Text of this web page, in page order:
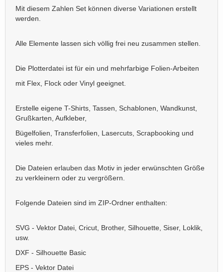
Mit diesem Zahlen Set können diverse Variationen erstellt
werden.
Alle Elemente lassen sich völlig frei neu zusammen stellen.
Die Plotterdatei ist für ein und mehrfarbige Folien-Arbeiten
mit Flex, Flock oder Vinyl geeignet.
Erstelle eigene T-Shirts, Tassen, Schablonen, Wandkunst,
Grußkarten, Aufkleber,
Bügelfolien, Transferfolien, Lasercuts, Scrapbooking und
vieles mehr.
Die Dateien erlauben das Motiv in jeder erwünschten Größe
zu verkleinern oder zu vergrößern.
Folgende Dateien sind im ZIP-Ordner enthalten:
SVG - Vektor Datei, Cricut, Brother, Silhouette, Siser, Loklik,
usw.
DXF - Silhouette Basic
EPS - Vektor Datei